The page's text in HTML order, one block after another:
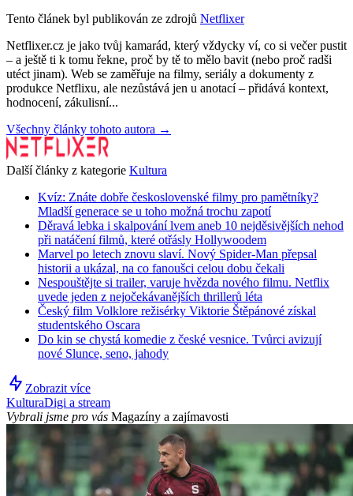
Tento článek byl publikován ze zdrojů Netflixer
Netflixer.cz je jako tvůj kamarád, který vždycky ví, co si večer pustit
– a ještě ti k tomu řekne, proč by tě to mělo bavit (nebo proč radši
utéct jinam). Web se zaměřuje na filmy, seriály a dokumenty z
produkce Netflixu, ale nezůstává jen u anotací – přidává kontext,
hodnocení, zákulisní...
Všechny články tohoto autora →
Další články z kategorie Kultura
Kvíz: Znáte dobře československé filmy pro pamětníky?
Mladší generace se u toho možná trochu zapotí
Děravá lebka i skalpování lvem aneb 10 nejděsivějších nehod
při natáčení filmů, které otřásly Hollywoodem
Marvel po letech znovu slaví. Nový Spider-Man přepsal
historii a ukázal, na co fanoušci celou dobu čekali
Nespouštějte si trailer, varuje hvězda nového filmu. Netflix
uvede jeden z nejočekávanějších thrillerů léta
Český film Volklore režisérky Viktorie Štěpánové získal
studentského Oscara
Do kin se chystá komedie z české vesnice. Tvůrci avizují
nové Slunce, seno, jahody
Zobrazit více
KulturaDigi a stream
Vybrali jsme pro vás Magazíny a zajímavosti